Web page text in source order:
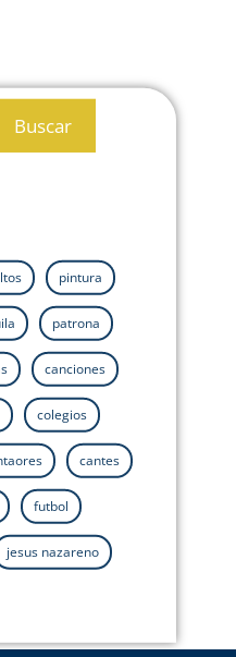
Buscar
pintura
patrona
canciones
colegios
cantes
futbol
jesus nazareno